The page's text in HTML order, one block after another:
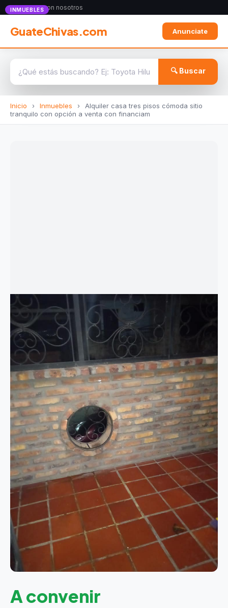
Anunciate con nosotros
GuateChivas.com Anunciate
🔍 Buscar
Inicio › Inmuebles ›
Alquiler casa tres pisos cómoda sitio
tranquilo con opción a venta con financiam
INMUEBLES
A convenir